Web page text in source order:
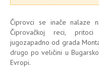
Čiprovci se inače nalaze
Čiprovačkoj reci,
jugozapadno od grada
drugo po veličini u
Evropi.